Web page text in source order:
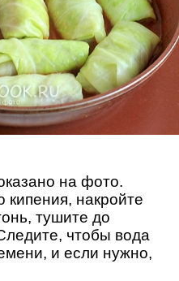
на фото.
накройте
тушите до
чтобы вода
и если нужно,